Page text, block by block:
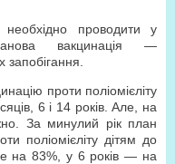
необхідно проводити у
вакцинація —
проти поліомієліту
6 і 14 років. Але, на
За минулий рік план
поліомієліту дітям до
на 83%, у 6 років — на